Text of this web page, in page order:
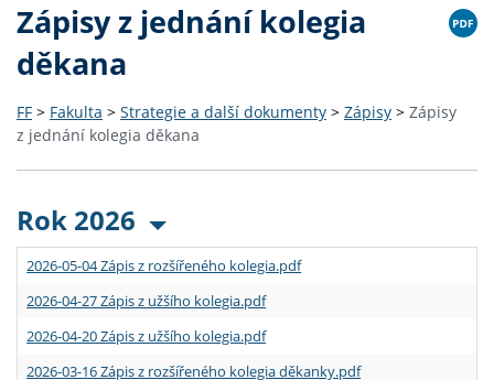
Zápisy z jednání kolegia
děkana
FF > Fakulta > Strategie a další dokumenty > Zápisy > Zápisy
z jednání kolegia děkana
Rok 2026
2026-05-04 Zápis z rozšířeného kolegia.pdf
2026-04-27 Zápis z užšího kolegia.pdf
2026-04-20 Zápis z užšího kolegia.pdf
2026-03-16 Zápis z rozšířeného kolegia děkanky.pdf